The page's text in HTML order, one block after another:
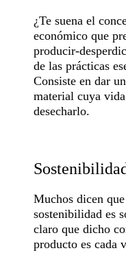
¿Te suena el
económico que
producir-
de las prácticas
Consiste en dar
material cuya
desecharlo.
Muchos dicen
sostenibilidad es
claro que dicho
producto es cada